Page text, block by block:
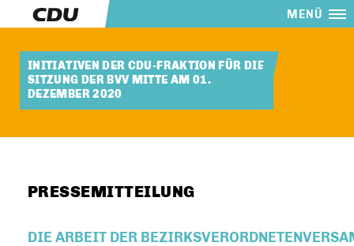
MENÜ
INITIATIVEN DER CDU-FRAKTION FÜR DIE
SITZUNG DER BVV MITTE AM 01.
DEZEMBER 2020
PRESSEMITTEILUNG
DIE ARBEIT DER